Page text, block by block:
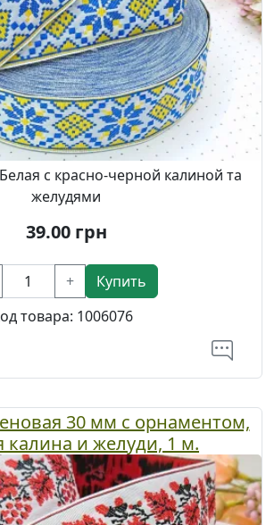
с красно-черной калиной та
желудями
39.00грн
+
Купить
товара: 1006076
30 мм с орнаментом,
калина и желуди, 1 м.